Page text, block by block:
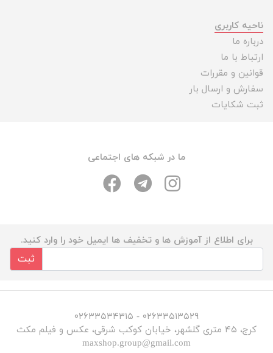
ناحیه کاربری
درباره ما
ارتباط با ما
قوانین و مقررات
سفارش و ارسال بار
ثبت شکایات
ما در شبکه های اجتماعی
برای اطلاع از آموزش ها و تخفیف ها ایمیل خود را وارد کنید.
ثبت
۰۲۶۳۳۵۱۳۵۲۹ - ۰۲۶۳۳۵۳۴۳۱۵
کرج، ۴۵ متری گلشهر، خیابان کوکب شرقی، عکس و فیلم مکث
maxshop.group@gmail.com